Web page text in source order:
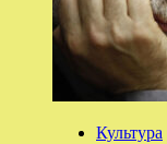
Культура